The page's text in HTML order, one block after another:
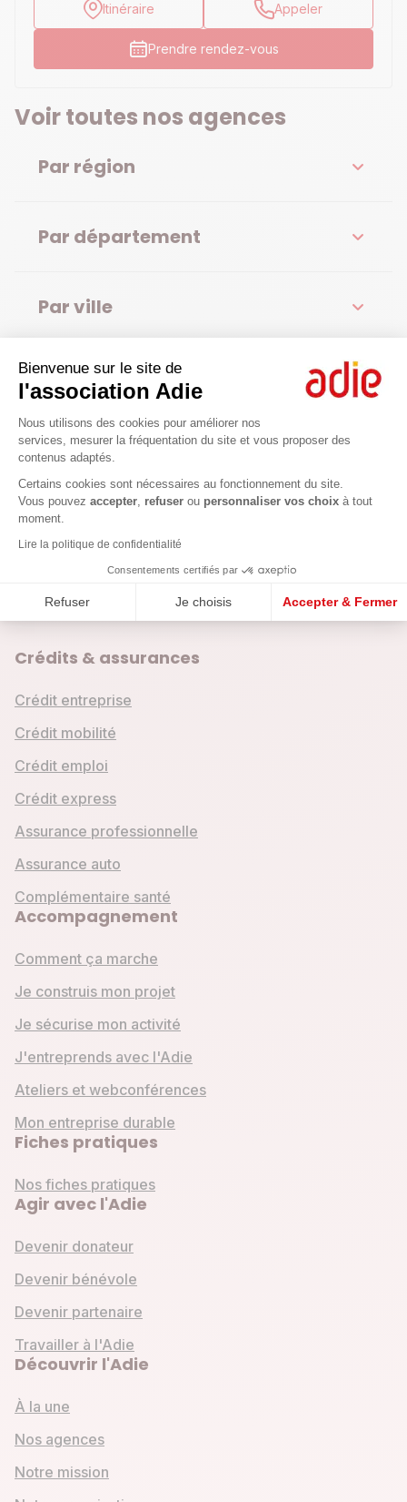
Bienvenue sur le site de
l'association Adie
Plateforme de Gestion du
Nous utilisons des cookies pour améliorer nos
services, mesurer la fréquentation du site et vous proposer des
contenus adaptés.
Certains cookies sont nécessaires au fonctionnement du site.
Vous pouvez accepter, refuser ou personnaliser vos choix à tout
moment.
Lire la politique de confidentialité
Consentements certifiés par
Refuser Je choisis Accepter & Fermer
Axeptio consent
Itinéraire
Appeler
Prendre rendez-vous
Voir toutes nos agences
Par région
Par département
Par ville
Voir toutes les agences
L'Adie dans votre département
Pyrénées-Atlantiques
Les équipes de l'Adie dans les Pyrénées Altantiques sont à
votre écoute pour votre projet professionnel. Financement,
aides administratives, appui pour votre business plan, conseils
juridiques : contactez-nous pour prendre rendez-vous dans
l'une de nos agences ou permanence dans les Pyrénées
Atlantiques.
Crédits & assurances
Crédit entreprise
Crédit mobilité
Crédit emploi
Crédit express
Assurance professionnelle
Assurance auto
Complémentaire santé
Accompagnement
Comment ça marche
Je construis mon projet
Je sécurise mon activité
J'entreprends avec l'Adie
Ateliers et webconférences
Mon entreprise durable
Fiches pratiques
Nos fiches pratiques
Agir avec l'Adie
Devenir donateur
Devenir bénévole
Devenir partenaire
Travailler à l'Adie
Découvrir l'Adie
À la une
Nos agences
Notre mission